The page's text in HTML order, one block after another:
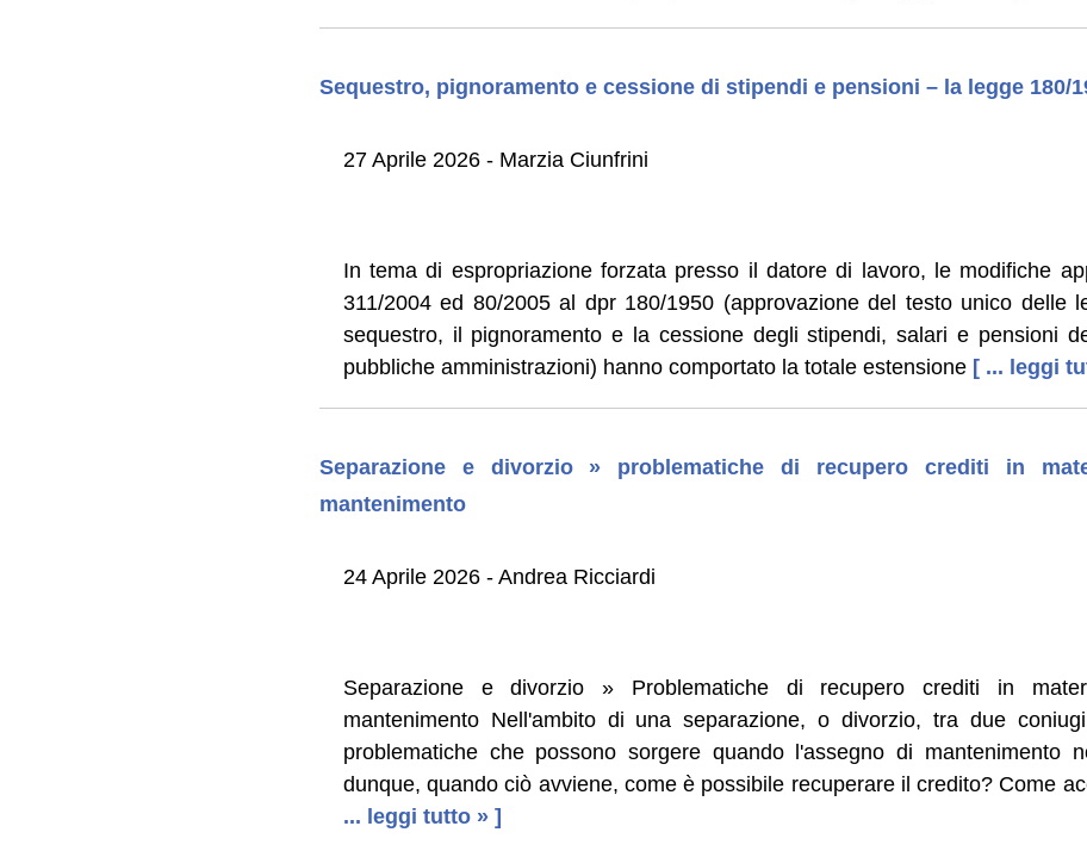
Sequestro, pignoramento e cessione di stipendi e pensioni – la legge 180/
27 Aprile 2026 - Marzia Ciunfrini
In tema di espropriazione forzata presso il datore di lavoro, le modifiche
311/2004 ed 80/2005 al dpr 180/1950 (approvazione del testo unico delle
sequestro, il pignoramento e la cessione degli stipendi, salari e pensioni
pubbliche amministrazioni) hanno comportato la totale estensione [ ... leggi
Separazione e divorzio » problematiche di recupero crediti in
mantenimento
24 Aprile 2026 - Andrea Ricciardi
Separazione e divorzio » Problematiche di recupero crediti in
mantenimento Nell'ambito di una separazione, o divorzio, tra due
problematiche che possono sorgere quando l'assegno di mantenimento
dunque, quando ciò avviene, come è possibile recuperare il credito? Come
... leggi tutto » ]